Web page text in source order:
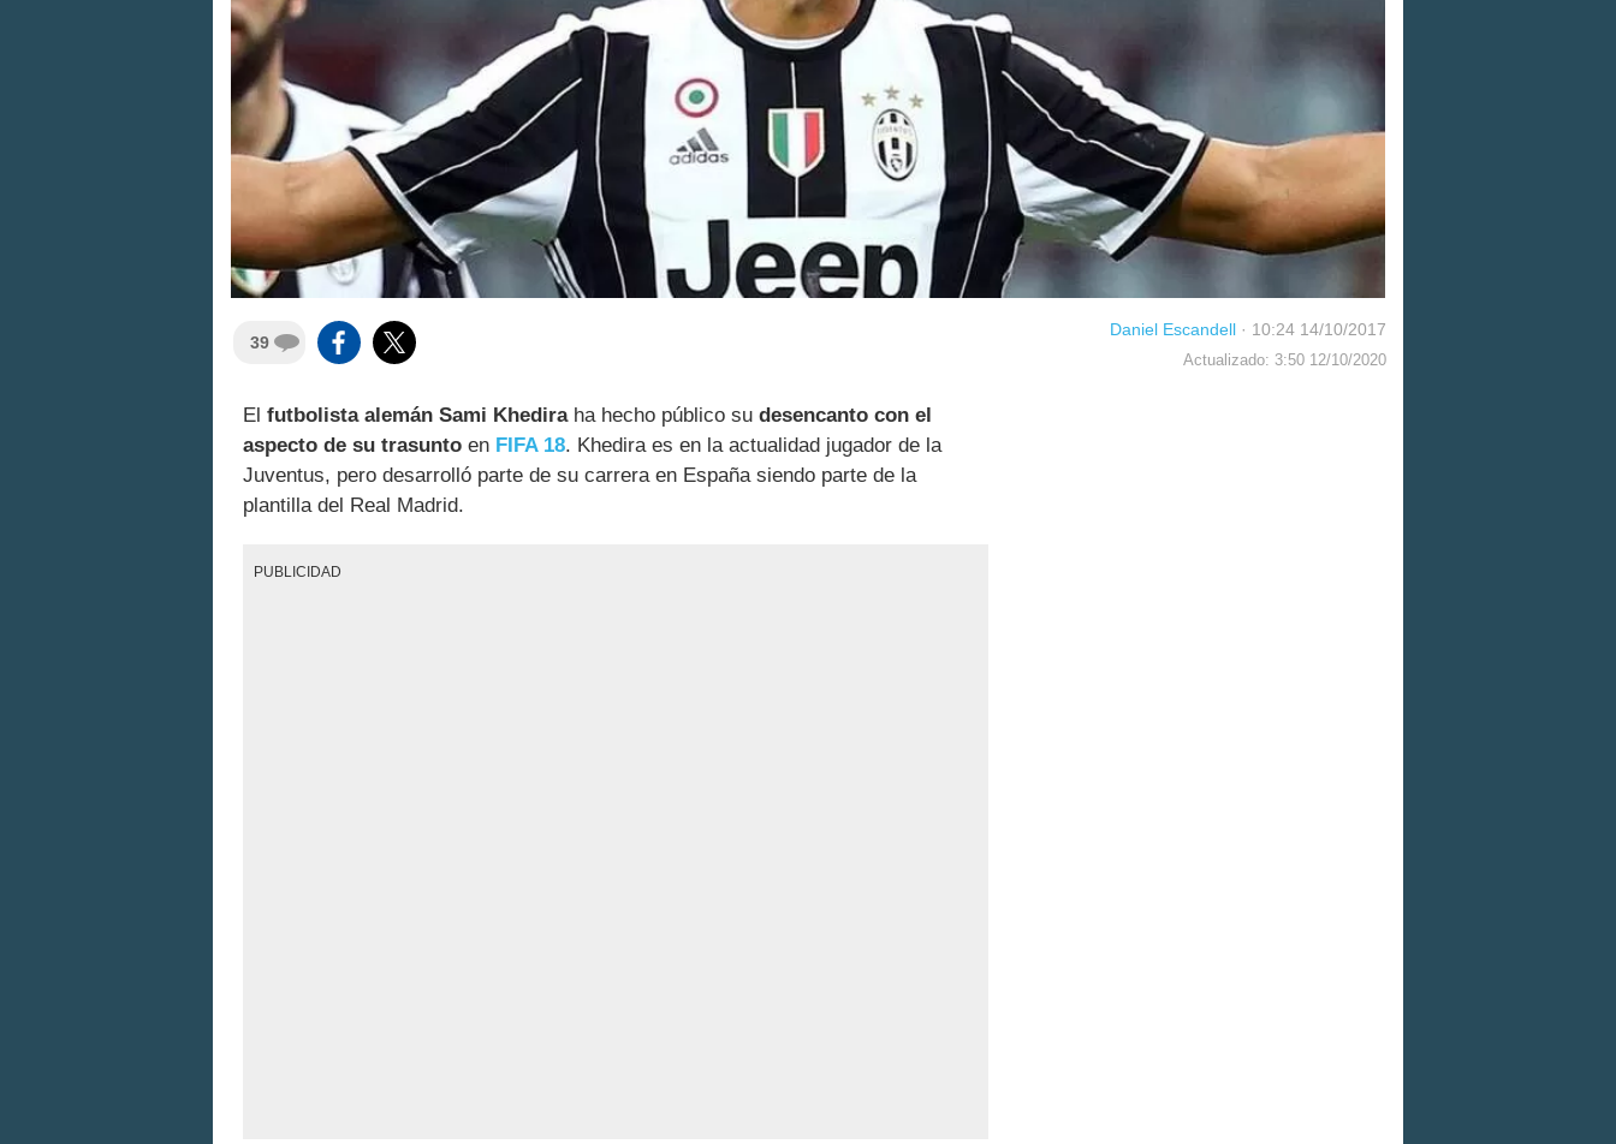
39
Daniel Escandell · 10:24 14/10/2017
Actualizado: 3:50 12/10/2020
El futbolista alemán Sami Khediraha hecho público su desencanto con el
aspecto de su trasunto en FIFA 18. Khedira es en la actualidad jugador de la
Juventus, pero desarrolló parte de su carrera en España siendo parte de la
plantilla del Real Madrid.
PUBLICIDAD